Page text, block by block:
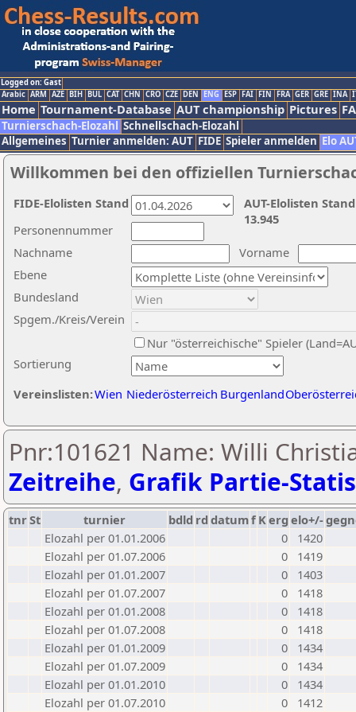
Logged on: Gast
Arabic ARM AZE BIH BUL CAT CHN CRO CZE DEN ENG ESP FAI FIN FRA GER GRE INA
Home Tournament-Database AUT championship Pictures
Turnierschach-Elozahl Schnellschach-Elozahl
Allgemeines Turnier anmelden: AUT FIDE Spieler anmelden Elo
Willkommen bei den offiziellen
Nachname
Vorname
Ebene
Sortierung
Personennummer
Bundesland
Spgem./Kreis/Verein
Nur "österreichische" Spieler
Vereinslisten:Wien Niederösterreich Burgenland
AUT-Elolisten
13.945
FIDE-Elolisten Stand
Pnr:101621 Name: Willi
Zeitreihe, Grafik Partie-
tnrSt turnier bdld rd datumf Kerg elo+/-
Elozahl per 01.01.2006
0
1420
Elozahl per 01.07.2006
0
1419
Elozahl per 01.01.2007
0
1403
Elozahl per 01.07.2007
0
1418
Elozahl per 01.01.2008
0
1418
Elozahl per 01.07.2008
0
1418
Elozahl per 01.01.2009
0
1434
Elozahl per 01.07.2009
0
1434
Elozahl per 01.01.2010
0
1434
Elozahl per 01.07.2010
0
1412